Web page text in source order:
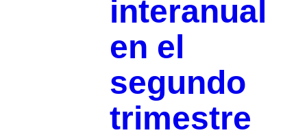
interanual
en el
segundo
trimestre